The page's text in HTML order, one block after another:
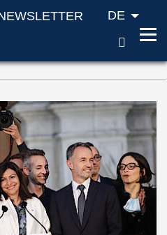
(Accesskey '1')
(Accesskey '2')
(Accesskey '3')
DE